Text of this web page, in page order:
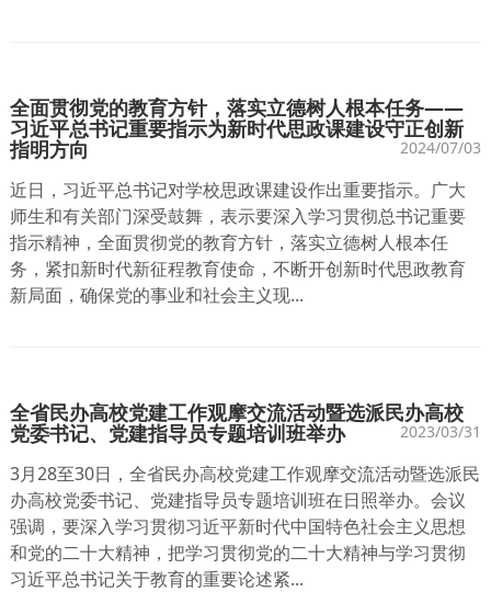
全面贯彻党的教育方针，落实立德树人根本任务——
习近平总书记重要指示为新时代思政课建设守正创新
指明方向 2024/07/03
近日，习近平总书记对学校思政课建设作出重要指示。广大
师生和有关部门深受鼓舞，表示要深入学习贯彻总书记重要
指示精神，全面贯彻党的教育方针，落实立德树人根本任
务，紧扣新时代新征程教育使命，不断开创新时代思政教育
新局面，确保党的事业和社会主义现...
全省民办高校党建工作观摩交流活动暨选派民办高校
党委书记、党建指导员专题培训班举办 2023/03/31
3月28至30日，全省民办高校党建工作观摩交流活动暨选派民
办高校党委书记、党建指导员专题培训班在日照举办。会议
强调，要深入学习贯彻习近平新时代中国特色社会主义思想
和党的二十大精神，把学习贯彻党的二十大精神与学习贯彻
习近平总书记关于教育的重要论述紧...